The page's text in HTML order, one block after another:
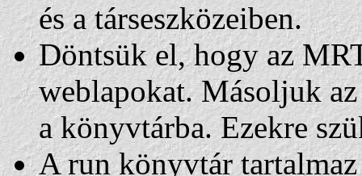
és a társeszközeiben.
Döntsük el, hogy az
weblapokat. Másoljuk
a könyvtárba. Ezekre
A run könyvtár